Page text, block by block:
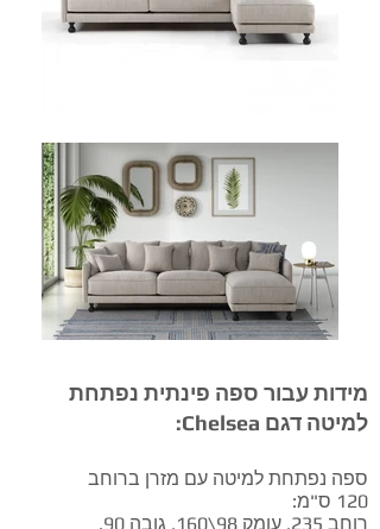
מידות עבור ספה פינתית נפתחת
למיטה דגם Chelsea:
ספה נפתחת למיטה עם מזרן ברוחב
120 ס"מ:
רוחב 235, עומק 98\160, גובה 90.